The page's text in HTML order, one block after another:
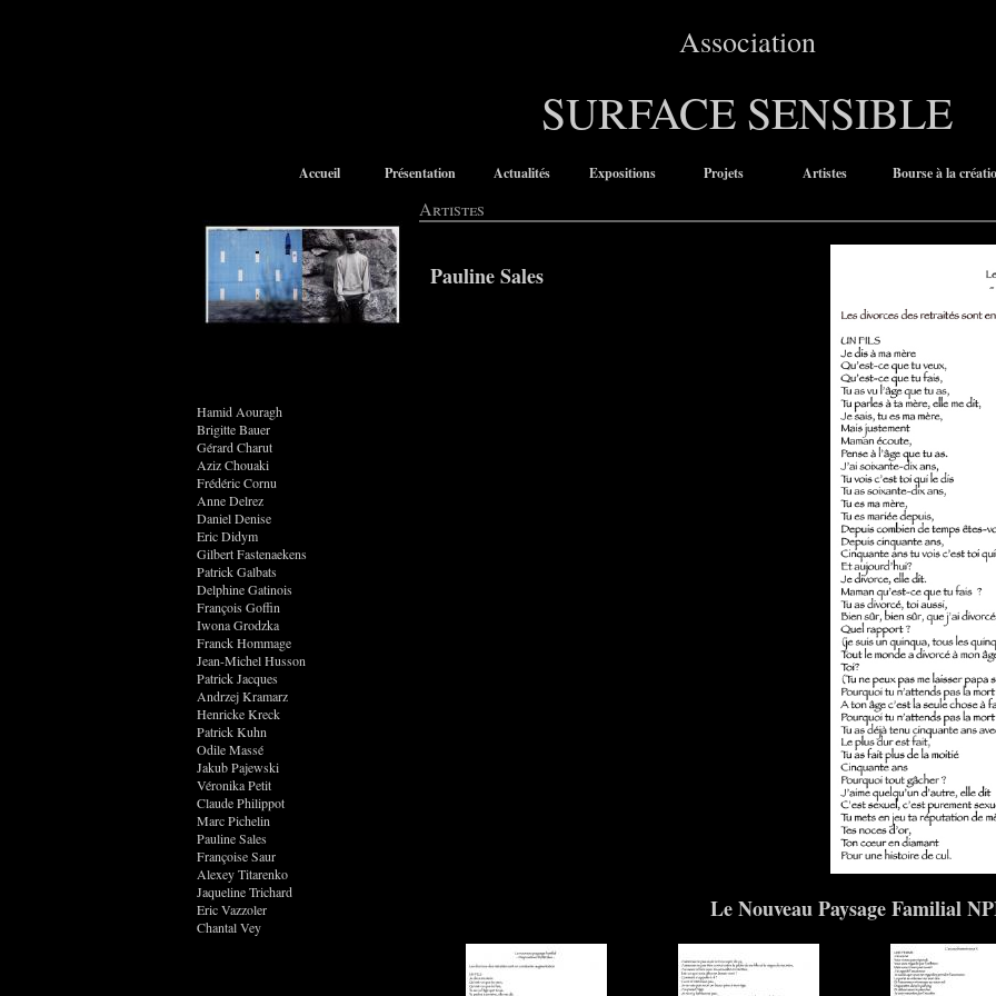
Association
SURFACE SENSIBLE
Accueil Présentation Actualités Expositions Projets Artistes Bourse à la
Hamid Aouragh
Brigitte Bauer
Gérard Charut
Aziz Chouaki
Frédéric Cornu
Anne Delrez
Daniel Denise
Eric Didym
Gilbert Fastenaekens
Patrick Galbats
Delphine Gatinois
François Goffin
Iwona Grodzka
Franck Hommage
Jean-Michel Husson
Patrick Jacques
Andrzej Kramarz
Henricke Kreck
Patrick Kuhn
Odile Massé
Jakub Pajewski
Véronika Petit
Claude Philippot
Marc Pichelin
Pauline Sales
Françoise Saur
Alexey Titarenko
Jaqueline Trichard
Eric Vazzoler
Chantal Vey
Artistes
Pauline Sales
Le Nouveau Paysage Familial